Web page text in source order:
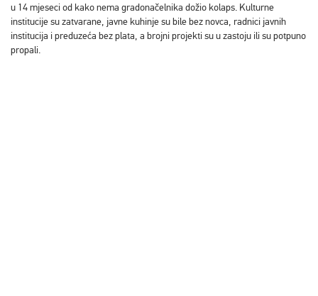
u 14 mjeseci od kako nema gradonačelnika dožio kolaps. Kulturne
institucije su zatvarane, javne kuhinje su bile bez novca, radnici javnih
institucija i preduzeća bez plata, a brojni projekti su u zastoju ili su potpuno
propali.